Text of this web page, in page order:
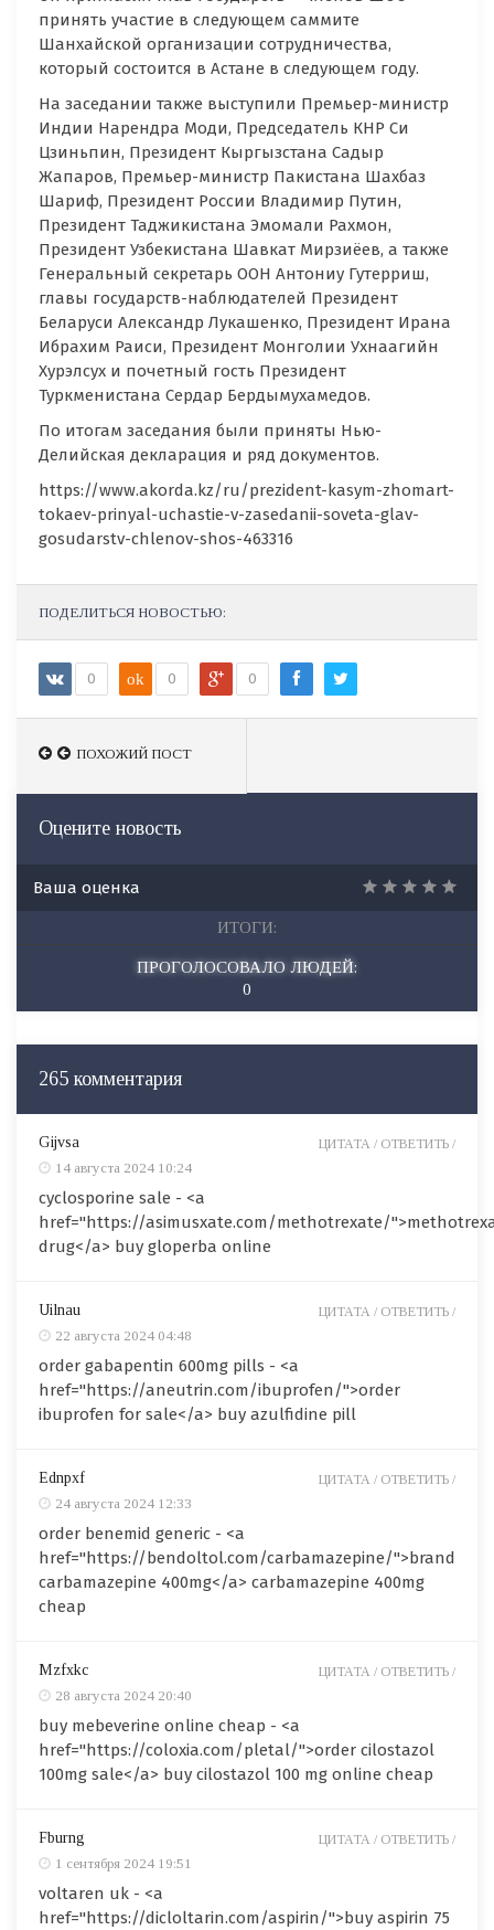
принять участие в следующем саммите
Шанхайской организации сотрудничества,
который состоится в Астане в следующем году.
На заседании также выступили Премьер-министр
Индии Нарендра Моди, Председатель КНР Си
Цзиньпин, Президент Кыргызстана Садыр
Жапаров, Премьер-министр Пакистана Шахбаз
Шариф, Президент России Владимир Путин,
Президент Таджикистана Эмомали Рахмон,
Президент Узбекистана Шавкат Мирзиёев, а также
Генеральный секретарь ООН Антониу Гутерриш,
главы государств-наблюдателей Президент
Беларуси Александр Лукашенко, Президент Ирана
Ибрахим Раиси, Президент Монголии Ухнаагийн
Хурэлсух и почетный гость Президент
Туркменистана Сердар Бердымухамедов.
По итогам заседания были приняты Нью-
Делийская декларация и ряд документов.
https://www.akorda.kz/ru/prezident-kasym-zhomart-
tokaev-prinyal-uchastie-v-zasedanii-soveta-glav-
gosudarstv-chlenov-shos-463316
ПОДЕЛИТЬСЯ НОВОСТЬЮ:
0 ok 0 0
ПОХОЖИЙ ПОСТ
Оцените новость
Ваша оценка
ИТОГИ:
ПРОГОЛОСОВАЛО ЛЮДЕЙ:
0
265 комментария
Gijvsa
14 августа 2024 10:24
cyclosporine sale - <a
href="https://asimusxate.com/methotrexate/
drug</a> buy gloperba online
ЦИТАТА / ОТВЕТИТЬ /
Uilnau
22 августа 2024 04:48
order gabapentin 600mg pills - <a
href="https://aneutrin.com/ibuprofen/">order
ibuprofen for sale</a> buy azulfidine pill
ЦИТАТА / ОТВЕТИТЬ /
Ednpxf
24 августа 2024 12:33
order benemid generic - <a
href="https://bendoltol.com/carbamazepine/">brand
carbamazepine 400mg</a> carbamazepine 400mg
cheap
ЦИТАТА / ОТВЕТИТЬ /
Mzfxkc
28 августа 2024 20:40
buy mebeverine online cheap - <a
href="https://coloxia.com/pletal/">order cilostazol
100mg sale</a> buy cilostazol 100 mg online cheap
ЦИТАТА / ОТВЕТИТЬ /
Fburng
1 сентября 2024 19:51
voltaren uk - <a
href="https://dicloltarin.com/aspirin/">buy aspirin 75
ЦИТАТА / ОТВЕТИТЬ /